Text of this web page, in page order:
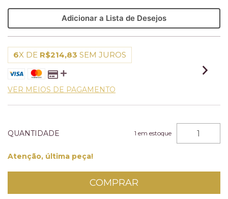
Adicionar a Lista de Desejos
6X DE R$214,83 SEM JUROS
VER MEIOS DE PAGAMENTO
QUANTIDADE 1 em estoque
Atenção, última peça!